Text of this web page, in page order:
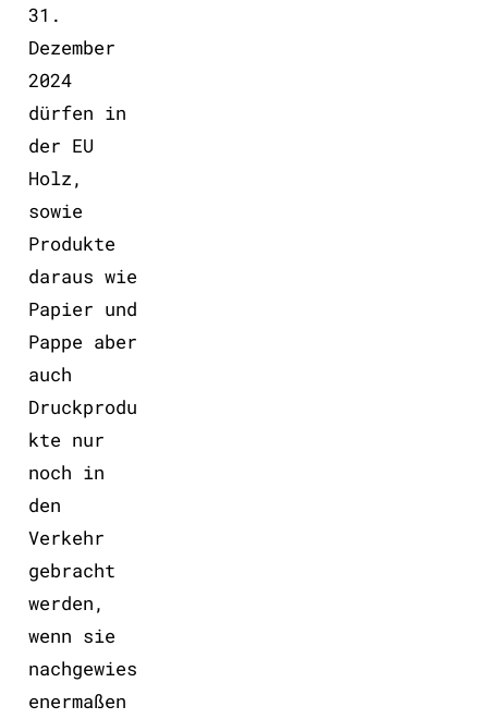
31.
Dezember
2024
dürfen in
der EU
Holz,
sowie
Produkte
daraus wie
Papier und
Pappe aber
auch
Druckprodu
kte nur
noch in
den
Verkehr
gebracht
werden,
wenn sie
nachgewies
enermaßen